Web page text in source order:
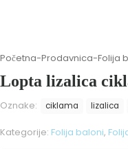
Početna-Prodavnica-Folija
Lopta lizalica
Oznake: ciklama lizalica
Kategorije: Folija baloni,